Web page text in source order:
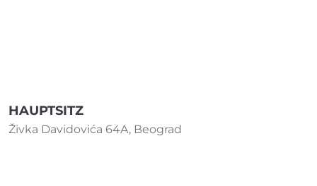
HAUPTSITZ
Živka Davidovića 64A, Beograd